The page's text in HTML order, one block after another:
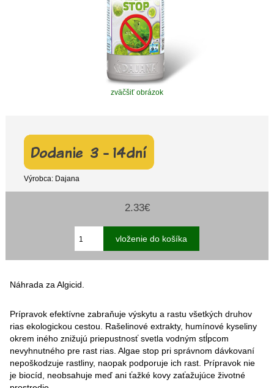
zväčšiť obrázok
Výrobca: Dajana
2.33€
Náhrada za Algicid.
Prípravok efektívne zabraňuje výskytu a rastu všetkých druhov
rias ekologickou cestou. Rašelinové extrakty, humínové kyseliny
okrem iného znižujú priepustnosť svetla vodným stĺpcom
nevyhnutného pre rast rias. Algae stop pri správnom dávkovaní
nepoškodzuje rastliny, naopak podporuje ich rast. Prípravok nie
je biocíd, neobsahuje meď ani ťažké kovy zaťažujúce životné